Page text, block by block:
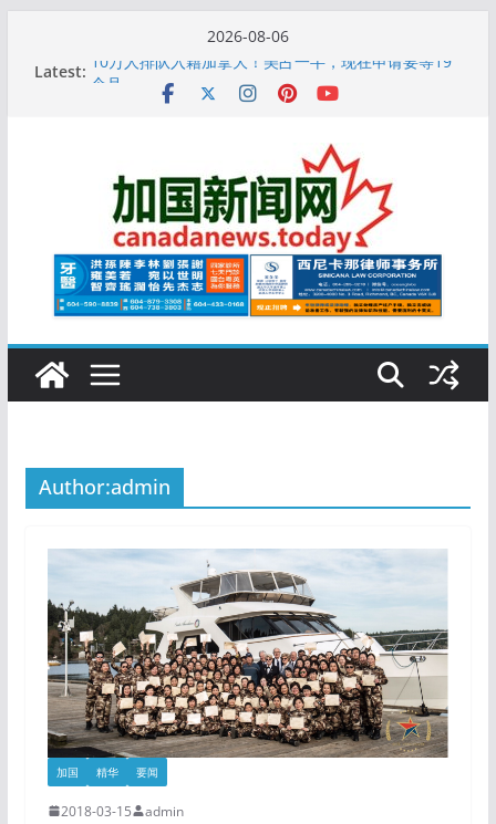
2026-08-06
Latest: 10万人排队入籍加拿大！美占一半，现在申请要等19
安省16岁少女当街遭围殴, 打成脑震荡! 大批人起哄拍
特鲁多半裸与水果姐海滩激吻! 热恋一年感情持续升温
更多名校恢复SAT 考试，新学年大学申请开跑7个大不
Author:admin
加国 精华 要闻
2018-03-15 admin